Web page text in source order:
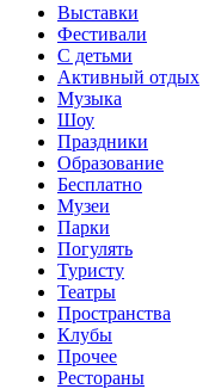
Выставки
Фестивали
С детьми
Активный отдых
Музыка
Шоу
Праздники
Образование
Бесплатно
Музеи
Парки
Погулять
Туристу
Театры
Пространства
Клубы
Прочее
Рестораны